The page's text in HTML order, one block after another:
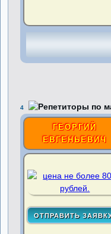
4
ГЕОРГИЙ
ЕВГЕНЬЕВИЧ